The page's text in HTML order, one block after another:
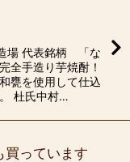
場 代表銘柄 「な
全手造り芋焼酎！
甕を使用して仕込
杜氏中村…
買っています